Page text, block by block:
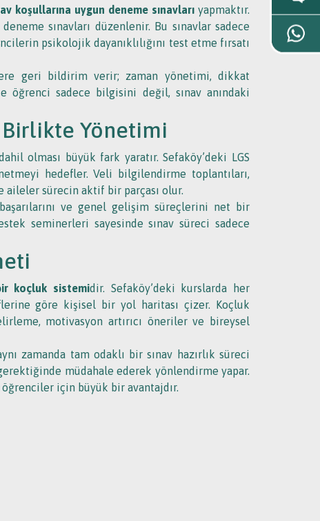
koşullarına uygun deneme sınavlarıyapmaktır.
sınavları düzenlenir. Bu sınavlar sadece
psikolojik dayanıklılığını test etme fırsatı
geri bildirim verir; zaman yönetimi, dikkat
öğrenci sadece bilgisini değil, sınav anındaki
Birlikte Yönetimi
olması büyük fark yaratır. Sefaköy’deki LGS
hedefler. Veli bilgilendirme toplantıları,
sürecin aktif bir parçası olur.
ve genel gelişim süreçlerini net bir
seminerleri sayesinde sınav süreci sadece
koçluk sistemidir. Sefaköy’deki kurslarda her
göre kişisel bir yol haritası çizer. Koçluk
motivasyon artırıcı öneriler ve bireysel
zamanda tam odaklı bir sınav hazırlık süreci
müdahale ederek yönlendirme yapar.
öğrenciler için büyük bir avantajdır.